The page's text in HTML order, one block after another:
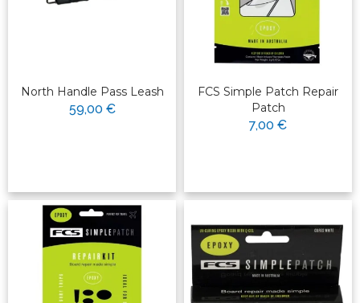
North Handle Pass Leash
59,00 €
FCS Simple Patch Repair
Patch
7,00 €